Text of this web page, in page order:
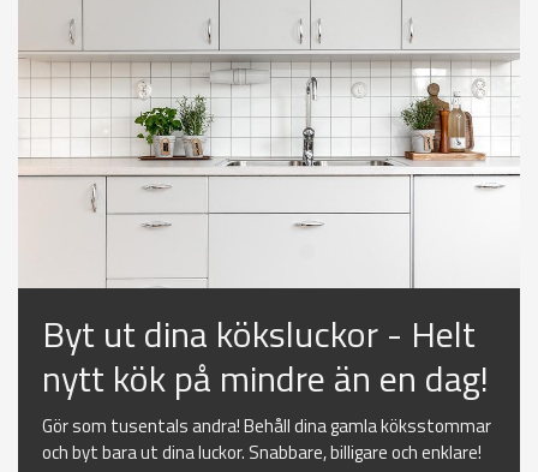
Byt ut dina köksluckor - Helt
nytt kök på mindre än en dag!
Gör som tusentals andra! Behåll dina gamla köksstommar
och byt bara ut dina luckor. Snabbare, billigare och enklare!